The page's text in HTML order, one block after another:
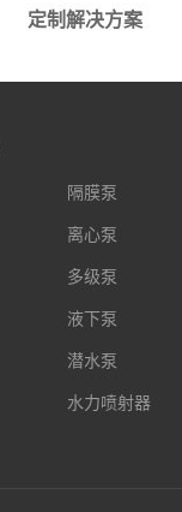
定制解决方案
隔膜泵
离心泵
多级泵
液下泵
潜水泵
水力喷射器